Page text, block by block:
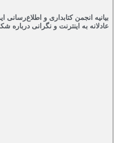
بیانیه انجمن کتابداری و
عادلانه به اینترنت و نگرانی درباره